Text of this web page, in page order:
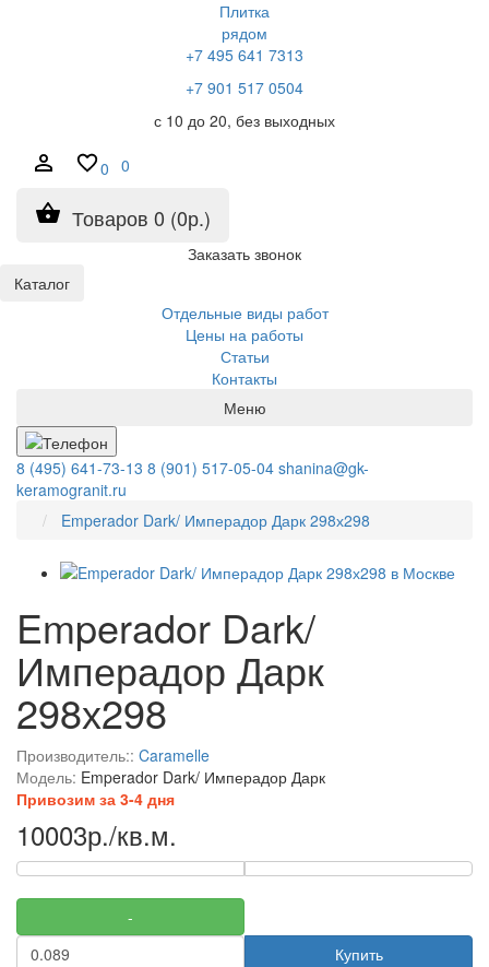
Плитка
рядом
+7 495 641 7313
+7 901 517 0504
с 10 до 20, без выходных
0 0
Товаров 0 (0р.)
Заказать звонок
Каталог
Отдельные виды работ
Цены на работы
Статьи
Контакты
Меню
8 (495) 641-73-13 8 (901) 517-05-04 shanina@gk-
keramogranit.ru
Emperador Dark/ Имперадор Дарк 298х298
Emperador Dark/
Имперадор Дарк
298х298
Производитель:: Caramelle
Модель: Emperador Dark/ Имперадор Дарк
Привозим за 3-4 дня
10003р./кв.м.
-
Купить